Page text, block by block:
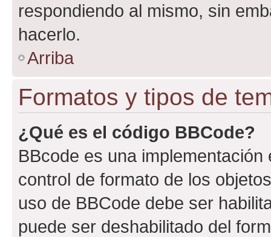
respondiendo al mismo, sin
hacerlo.
Arriba
Formatos y tipos de
¿Qué es el código BBCode?
BBcode es una
control de formato de los
uso de BBCode debe ser
puede ser deshabilitado del